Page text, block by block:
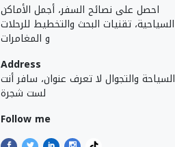
احصل على نصائح السفر، أجمل الأماكن
السياحية، تقنيات البحث والتخطيط للرحلات
و المغامرات
Address
السياحة والتجوال لا تعرف عنوان، سافر أنت
لست شجرة
Follow me